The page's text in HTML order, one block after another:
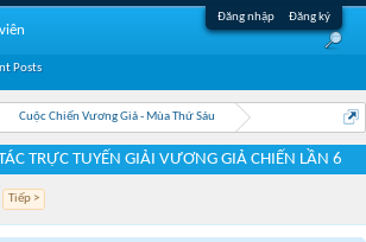
Đăng nhập Đăng ký
Cuộc Chiến Vương Giả - Mùa Thứ Sáu
TRỰC TUYẾN GIẢI VƯƠNG GIẢ CHIẾN LẦN 6
Tiếp >
Posts